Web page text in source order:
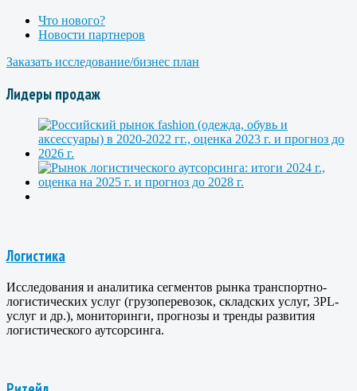
Что нового?
Новости партнеров
Заказать исследование/бизнес план
Лидеры продаж
Логистика
Исследования и аналитика сегментов рынка транспортно-
логистических услуг (грузоперевозок, складских услуг, 3PL-
услуг и др.), мониторинги, прогнозы и тренды развития
логистического аутсорсинга.